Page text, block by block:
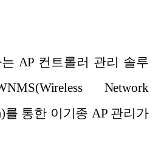
AP 컨트롤러 관리 솔루
Network
를 통한 이기종 AP 관리가